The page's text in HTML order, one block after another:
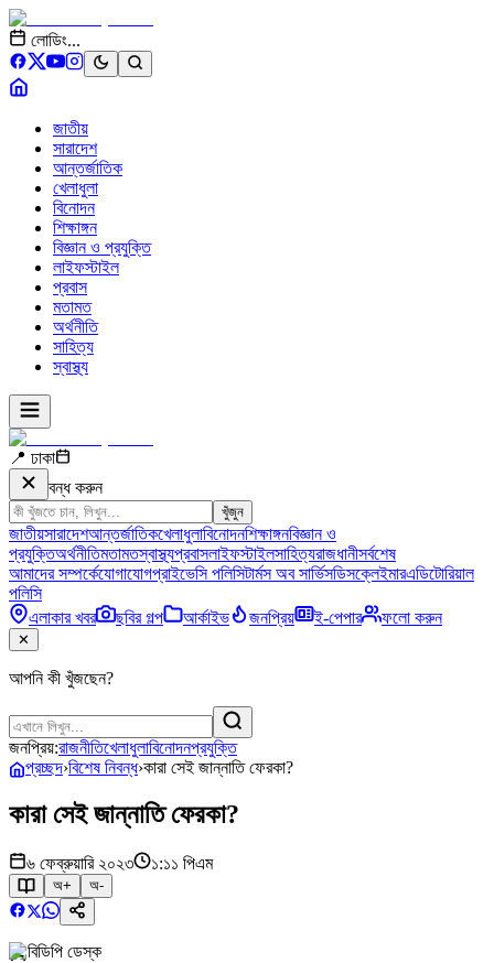
লোডিং...
জাতীয়
সারাদেশ
আন্তর্জাতিক
খেলাধুলা
বিনোদন
শিক্ষাঙ্গন
বিজ্ঞান ও প্রযুক্তি
লাইফস্টাইল
প্রবাস
মতামত
অর্থনীতি
সাহিত্য
স্বাস্থ্য
📍 ঢাকা
বন্ধ করুন
খুঁজুন
জাতীয়সারাদেশআন্তর্জাতিকখেলাধুলাবিনোদনশিক্ষাঙ্গনবিজ্ঞান ও
প্রযুক্তিঅর্থনীতিমতামতস্বাস্থ্যপ্রবাসলাইফস্টাইলসাহিত্যরাজধানীসর্বশেষ
আমাদের সম্পর্কেযোগাযোগপ্রাইভেসি পলিসিটার্মস অব সার্ভিসডিসক্লেইমারএডিটোরিয়াল
পলিসি
এলাকার খবর
ছবির গল্প আর্কাইভ জনপ্রিয় ই-পেপার ফলো করুন
✕
আপনি কী খুঁজছেন?
জনপ্রিয়:রাজনীতিখেলাধুলাবিনোদনপ্রযুক্তি
প্রচ্ছদ›বিশেষ নিবন্ধ›কারা সেই জান্নাতি ফেরকা?
কারা সেই জান্নাতি ফেরকা?
৬ ফেব্রুয়ারি ২০২৩ ১:১১ পিএম
অ+ অ-
বিডিপি ডেস্ক